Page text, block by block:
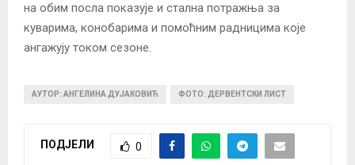
на обим посла показује и стална потражња за
куварима, конобарима и помоћним радницима које
ангажују током сезоне.
АУТОР: АНГЕЛИНА ДУЈАКОВИЋ ФОТО: ДЕРВЕНТСКИ ЛИСТ
ПОДЈЕЛИ 0